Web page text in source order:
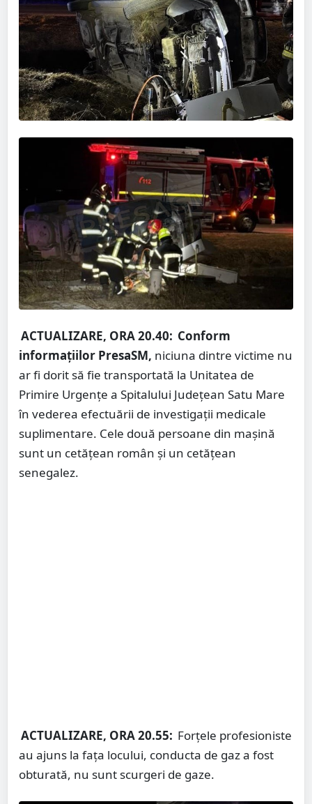
ACTUALIZARE, ORA 20.40: Conform
informațiilor PresaSM, niciuna dintre victime nu
ar fi dorit să fie transportată la Unitatea de
Primire Urgențe a Spitalului Județean Satu Mare
în vederea efectuării de investigații medicale
suplimentare. Cele două persoane din mașină
sunt un cetățean român și un cetățean
senegalez.
ACTUALIZARE, ORA 20.55: Forțele profesioniste
au ajuns la fața locului, conducta de gaz a fost
obturată, nu sunt scurgeri de gaze.